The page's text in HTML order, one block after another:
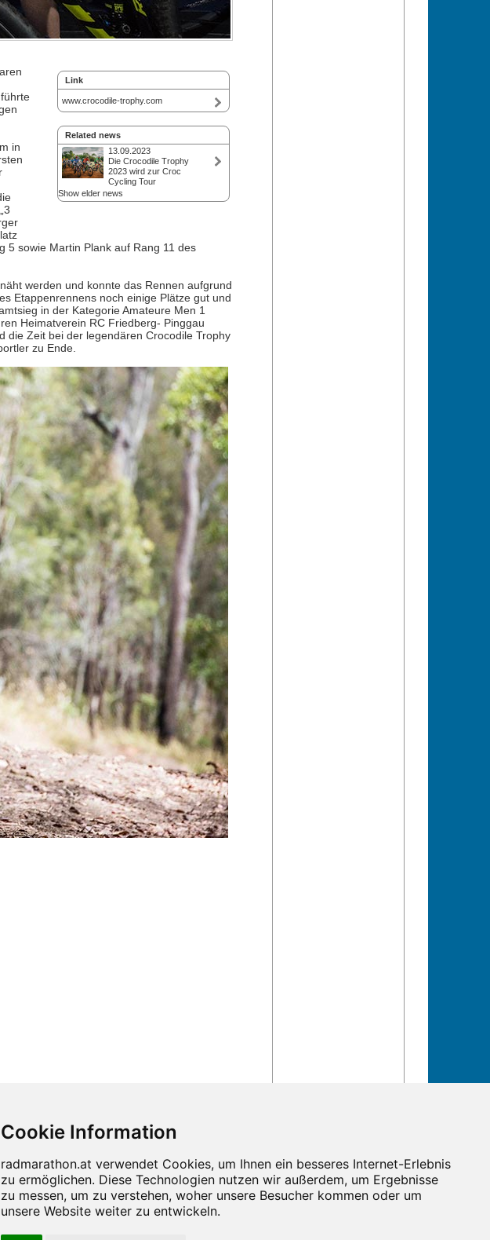
Link
www.crocodile-trophy.com
Related news
13.09.2023
Die Crocodile Trophy
2023 wird zur Croc
Cycling Tour
Das von 5. bis 11. November 2023
vorgesehene Mountainbike
Datum die „Croc Outback Cycling
Tour“ auf der gleichen Strecke ohne
Show elder news
in
5 sowie Martin Plank auf Rang 11 des
werden und konnte das Rennen aufgrund
Etappenrennens noch einige Plätze gut und
in der Kategorie Amateure Men 1
Heimatverein RC Friedberg- Pinggau
die Zeit bei der legendären Crocodile Trophy
zu Ende.
aktuellen Neuigkeiten und Termine!